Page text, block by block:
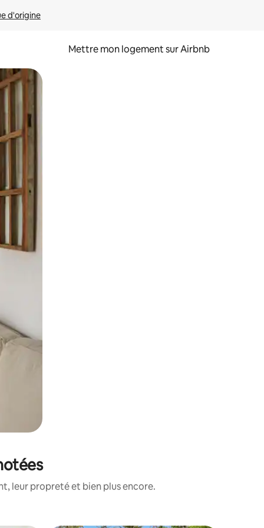
d'origine
Mettre mon logement sur Airbnb
glisser.
leur propreté et bien plus encore.